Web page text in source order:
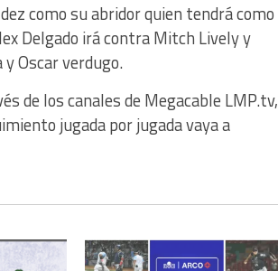
como su abridor quien tendrá como
Delgado irá contra Mitch Lively y
Oscar verdugo.
de los canales de Megacable LMP.tv,
jugada por jugada vaya a